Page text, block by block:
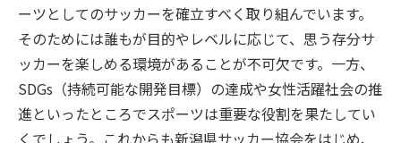
ーツとしてのサッカーを確立すべく取り組んでいます。
そのためには誰もが目的やレベルに応じて、思う存分サ
ッカーを楽しめる環境があることが不可欠です。一方、
SDGs（持続可能な開発目標）の達成や女性活躍社会の推
進といったところでスポーツは重要な役割を果たしてい
くでしょう。これからも新潟県サッカー協会をはじめ、